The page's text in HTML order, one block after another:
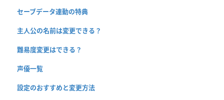
セーブデータ連動の特典
主人公の名前は変更できる？
難易度変更はできる？
声優一覧
設定のおすすめと変更方法